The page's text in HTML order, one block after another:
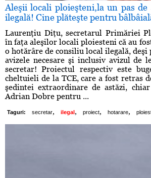
Aleşii locali ploieşteni,la un pas
ilegală! Cine plăteşte pentru
Laurenţiu Diţu, secretarul Primăriei
în faţa aleşilor locali ploiesteni că au
o hotărâre de consiliu local ilegală, deşi
avizele necesare şi inclusiv avizul de
secretar! Proiectul respectiv este
cheltuieli de la TCE, care a fost retras
şedintei extraordinare de astăzi,
Adrian Dobre pentru ...
Taguri: secretar, ilegal , proiect, hotarare,